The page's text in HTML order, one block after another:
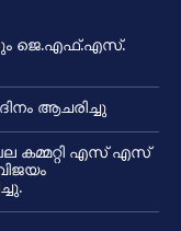
ജെ.എഫ്.എസ്.
ആചരിച്ചു
കമ്മറ്റി എസ് എസ്